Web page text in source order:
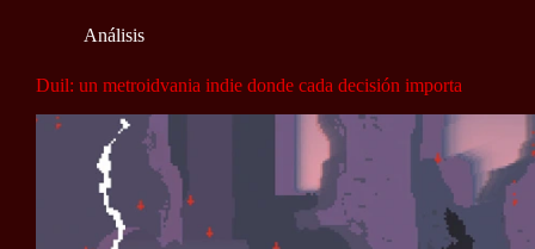
Análisis
Duil: un metroidvania indie donde cada decisión importa